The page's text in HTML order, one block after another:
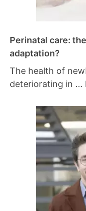
Perinatal care:
adaptation?
The health of
deteriorating in ...